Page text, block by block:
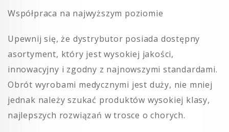
Współpraca na najwyższym poziomie
Upewnij się, że dystrybutor posiada dostępny
asortyment, który jest wysokiej jakości,
innowacyjny i zgodny z najnowszymi standardami.
Obrót wyrobami medycznymi jest duży, nie mniej
jednak należy szukać produktów wysokiej klasy,
najlepszych rozwiązań w trosce o chorych.